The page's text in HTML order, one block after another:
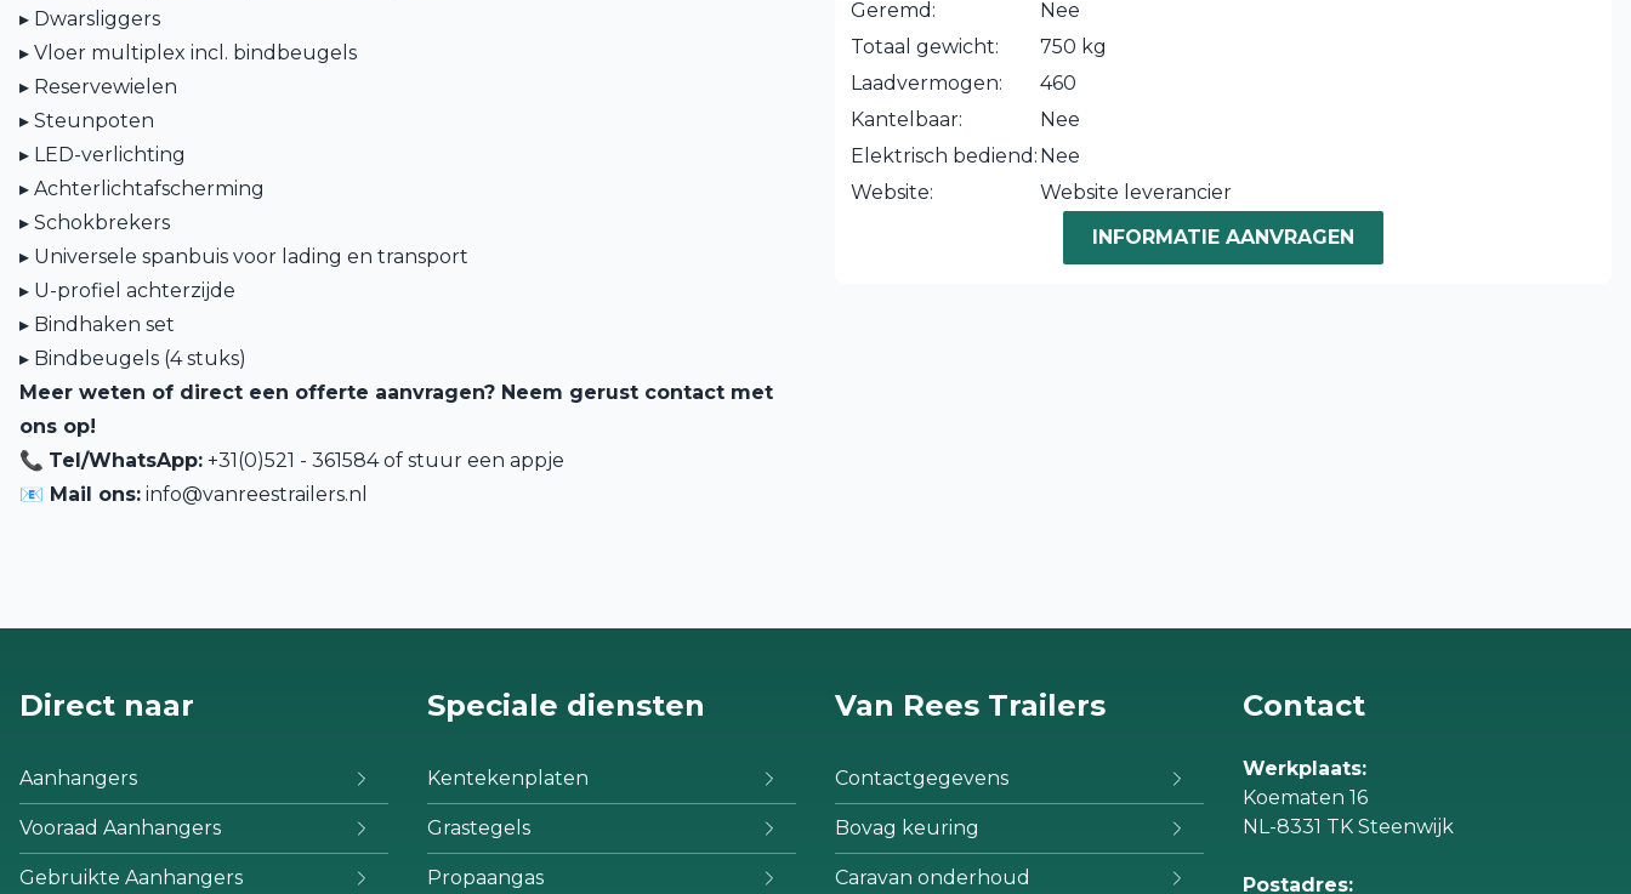
▸ Dwarsliggers
▸ Vloer multiplex incl. bindbeugels
▸ Reservewielen
▸ Steunpoten
▸ LED-verlichting
▸ Achterlichtafscherming
▸ Schokbrekers
▸ Universele spanbuis voor lading en transport
▸ U-profiel achterzijde
▸ Bindhaken set
▸ Bindbeugels (4 stuks)
Meer weten of direct een offerte aanvragen? Neem gerust contact met
ons op!
📞 Tel/WhatsApp: +31(0)521 - 361584 of stuur een appje
📧 Mail ons: info@vanreestrailers.nl
Geremd:
Nee
Totaal gewicht:
750 kg
Laadvermogen:
460
Kantelbaar:
Nee
Elektrisch bediend: Nee
Website:
Website leverancier
INFORMATIE AANVRAGEN
Direct naar
Aanhangers
Vooraad Aanhangers
Gebruikte Aanhangers
Speciale diensten
Kentekenplaten
Grastegels
Propaangas
Van Rees Trailers
Contactgegevens
Bovag keuring
Caravan onderhoud
Contact
Werkplaats:
Koematen 16
NL-8331 TK Steenwijk
Postadres: